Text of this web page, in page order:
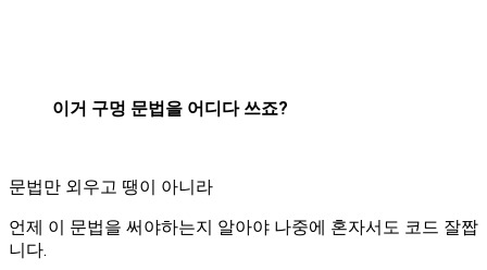
이거 구멍 문법을 어디다 쓰죠?
문법만 외우고 땡이 아니라
언제 이 문법을 써야하는지 알아야 나중에 혼자서도 코드 잘짭
니다.